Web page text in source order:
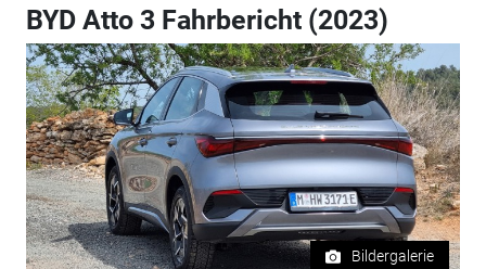
BYD Atto 3 Fahrbericht (2023)
Bildergalerie